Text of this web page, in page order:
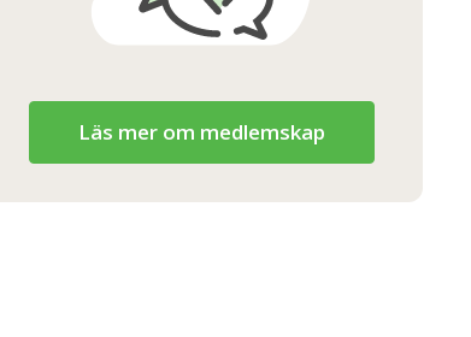
Läs mer om medlemskap